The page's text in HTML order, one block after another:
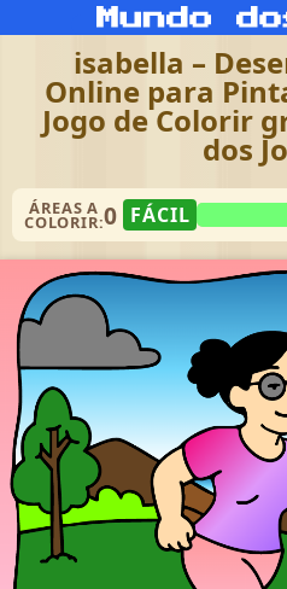
isabella –
Online para
Jogo de Colorir
dos
ÁREAS A
COLORIR:0 FÁCIL